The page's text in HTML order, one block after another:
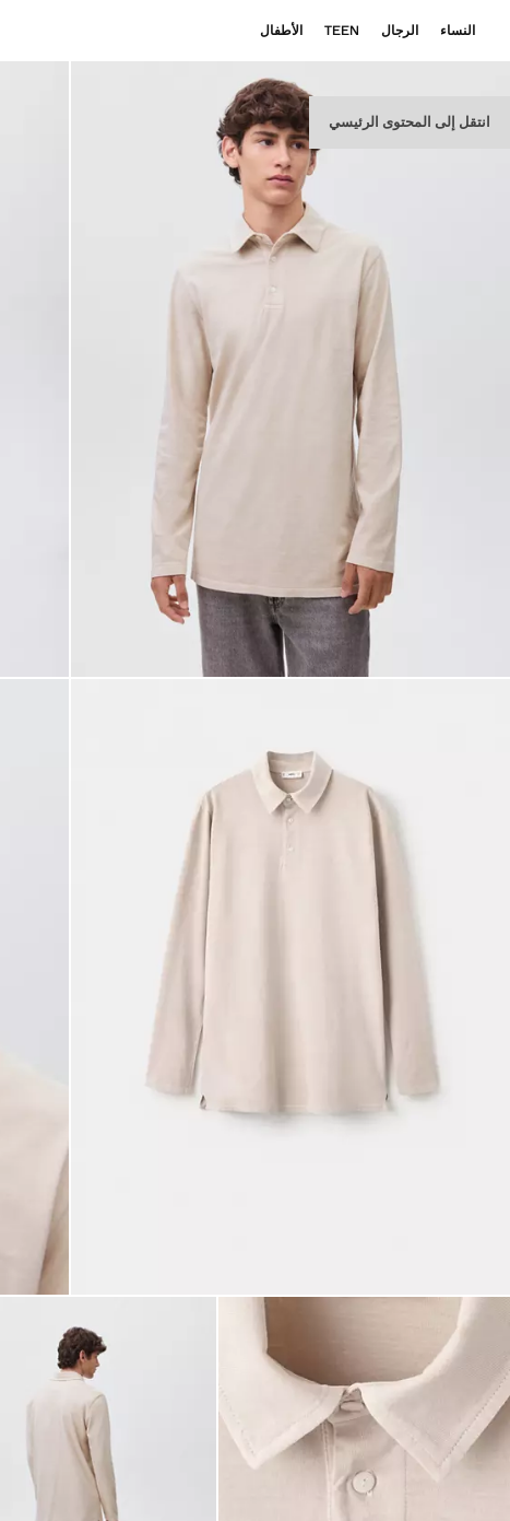
انتقل إلى المحتوى الرئيسي
النساء الرجال TEEN الأطفال